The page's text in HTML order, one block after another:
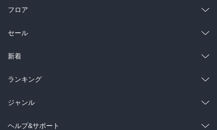
フロア
総合
ラノベ
雑誌・グラビア
BL・TL
セール
総合
ラノベ
雑誌・グラビア
BL・TL
新着
総合
ラノベ
雑誌・グラビア
ランキング
総合
ラノベ
ジャンル
コミック
ヘルプ&サポート